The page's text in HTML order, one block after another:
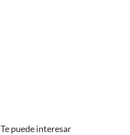
Te puede interesar